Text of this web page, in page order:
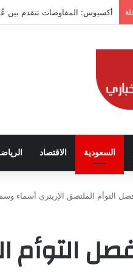
أكسيوس: المفاوضات تتقدم بين
السعودية الاقتصاد
التوأم الملتصق الإريتري أسماء وسمية بعد
التوأم